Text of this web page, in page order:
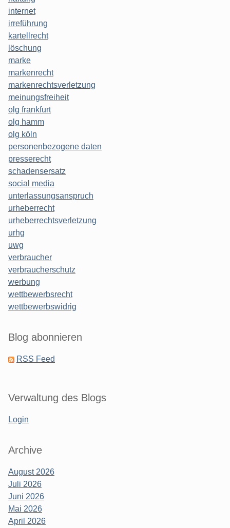
internet
irreführung
kartellrecht
löschung
marke
markenrecht
markenrechtsverletzung
meinungsfreiheit
olg frankfurt
olg hamm
olg köln
personenbezogene daten
presserecht
schadensersatz
social media
unterlassungsanspruch
urheberrecht
urheberrechtsverletzung
urhg
uwg
verbraucher
verbraucherschutz
werbung
wettbewerbsrecht
wettbewerbswidrig
Blog abonnieren
RSS Feed
Verwaltung des Blogs
Login
Archive
August 2026
Juli 2026
Juni 2026
Mai 2026
April 2026